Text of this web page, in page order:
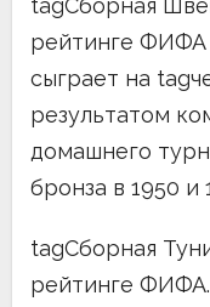
tagСборная
рейтинге ФИФА
сыграет на
результатом
домашнего
бронза в 1950 и
tagСборная
рейтинге